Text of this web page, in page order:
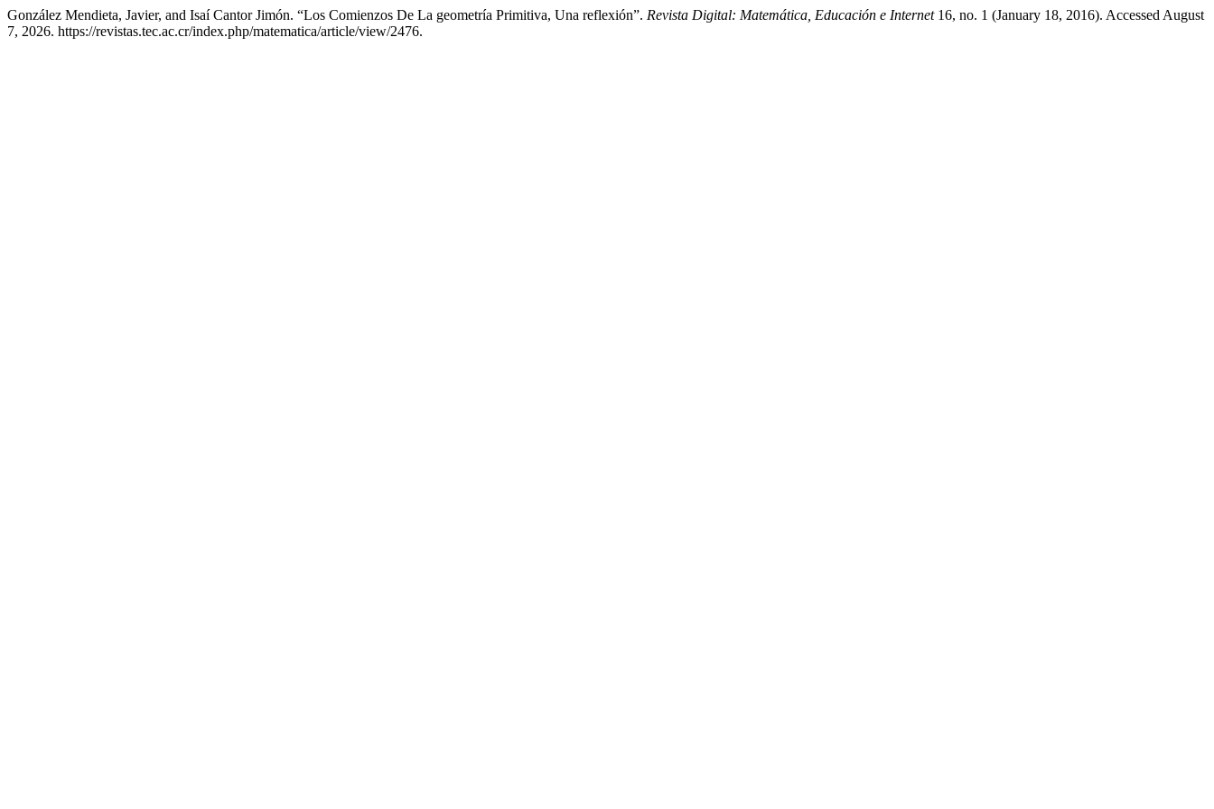
González Mendieta, Javier, and Isaí Cantor Jimón. “Los Comienzos De La geometría Primitiva, Una reflexión”. Revista Digital: Matemática, Educación e Internet16, no. 1 (January 18, 2016). Accessed August
7, 2026. https://revistas.tec.ac.cr/index.php/matematica/article/view/2476.